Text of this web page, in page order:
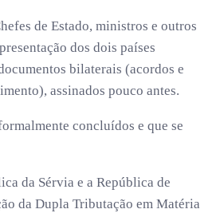
de Estado, ministros e outros
dos dois países
bilaterais (acordos e
assinados pouco antes.
concluídos e que se
da Sérvia e a República de
da Dupla Tributação em Matéria